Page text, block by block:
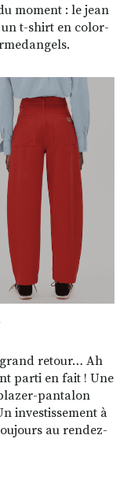
moment : le jean
un t-shirt en color-
retour… Ah
parti en fait ! Une
pantalon
investissement à
au rendez-